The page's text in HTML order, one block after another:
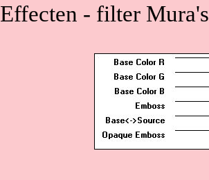
Effecten - filter